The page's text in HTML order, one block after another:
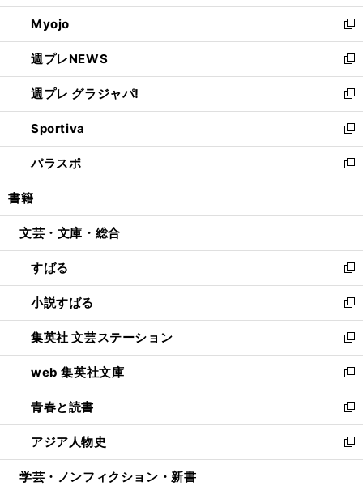
開
く
ウ
で
開
く
ン
ド
ウ
で
開
く
ウ
ィ
ン
ド
ウ
で
開
く
Myojo
新
し
い
ウ
ィ
ン
ド
ウ
で
開
週プレNEWS
新
し
い
ウ
ィ
ン
ド
ウ
開
週プレ グラジャパ!
新
し
い
ウ
ィ
ン
ウ
開
く
Sportiva
新
し
い
ウ
ン
ウ
で
開
く
パラスポ
新
し
ウ
ン
ド
ウ
で
開
く
書籍
文芸・文庫・総合
すばる
新
し
い
ウ
ィ
ン
ド
ウ
で
開
く
小説すばる
新
し
い
ウ
ィ
ン
ド
ウ
で
開
集英社 文芸ステーション
新
し
い
ウ
ィ
ン
ド
ウ
web 集英社文庫
新
し
い
ウ
ィ
ン
青春と読書
新
し
い
ウ
アジア人物史
新
し
学芸・ノンフィクション・新書